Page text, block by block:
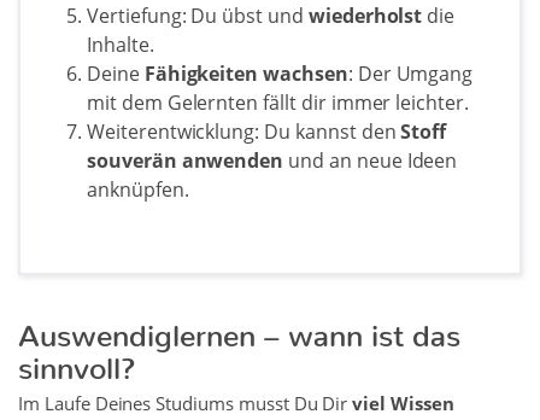
Vertiefung: Du übst und wiederholst die
Inhalte.
Deine Fähigkeiten wachsen: Der Umgang
mit dem Gelernten fällt dir immer leichter.
Weiterentwicklung: Du kannst denStoff
souverän anwenden und an neue Ideen
anknüpfen.
Auswendiglernen – wann ist das
sinnvoll?
Im Laufe Deines Studiums musst Du Dirviel Wissen